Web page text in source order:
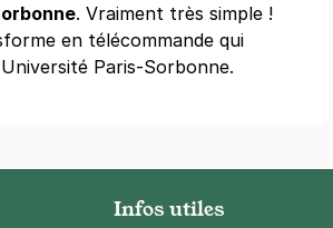
Marcel - rue de Turbigo - Paris 1
. Vraiment très simple !
en télécommande qui
Paris-Sorbonne.
Infos utiles